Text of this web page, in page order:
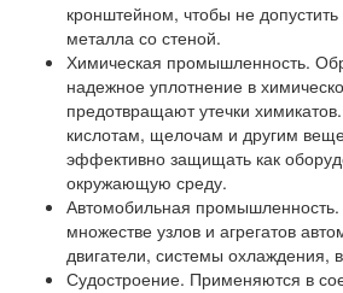
кронштейном, чтобы не допустить
металла со стеной.
Химическая промышленность.
надежное уплотнение в
предотвращают утечки
кислотам, щелочам и другим
эффективно защищать как
окружающую среду.
Автомобильная промышленность.
множестве узлов и агрегатов
двигатели, системы охлаждения,
Судостроение. Применяются в